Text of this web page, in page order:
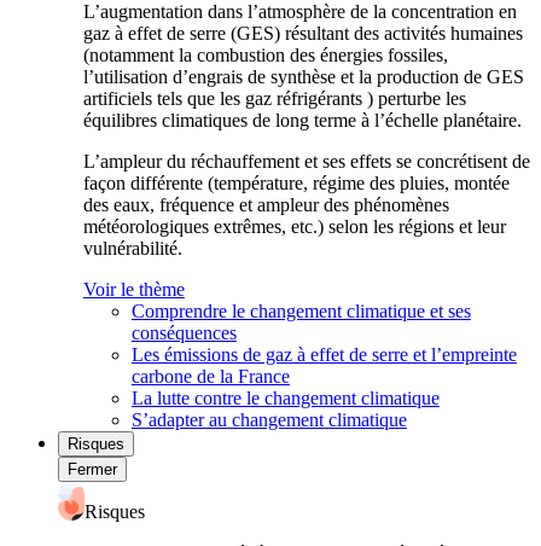
L’augmentation dans l’atmosphère de la concentration en
gaz à effet de serre (GES) résultant des activités humaines
(notamment la combustion des énergies fossiles,
l’utilisation d’engrais de synthèse et la production de GES
artificiels tels que les gaz réfrigérants ) perturbe les
équilibres climatiques de long terme à l’échelle planétaire.
L’ampleur du réchauffement et ses effets se concrétisent de
façon différente (température, régime des pluies, montée
des eaux, fréquence et ampleur des phénomènes
météorologiques extrêmes, etc.) selon les régions et leur
vulnérabilité.
Voir le thème
Comprendre le changement climatique et ses
conséquences
Les émissions de gaz à effet de serre et l’empreinte
carbone de la France
La lutte contre le changement climatique
S’adapter au changement climatique
Risques
Fermer
Risques